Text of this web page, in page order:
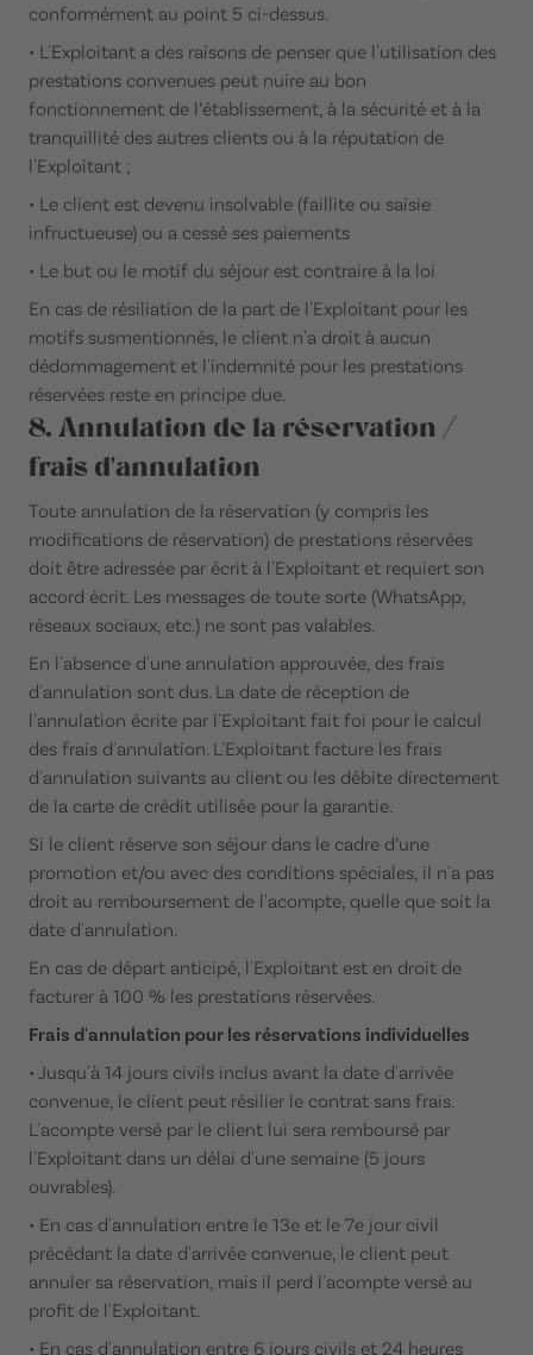
conformément au point 5 ci-dessus.
• L'Exploitant a des raisons de penser que l'utilisation des
prestations convenues peut nuire au bon
fonctionnement de l’établissement, à la sécurité et à la
tranquillité des autres clients ou à la réputation de
l'Exploitant ;
• Le client est devenu insolvable (faillite ou saisie
infructueuse) ou a cessé ses paiements
• Le but ou le motif du séjour est contraire à la loi
En cas de résiliation de la part de l'Exploitant pour les
motifs susmentionnés, le client n'a droit à aucun
dédommagement et l'indemnité pour les prestations
réservées reste en principe due.
8. Annulation de la réservation /
frais d'annulation
Toute annulation de la réservation (y compris les
modifications de réservation) de prestations réservées
doit être adressée par écrit à l'Exploitant et requiert son
accord écrit. Les messages de toute sorte (WhatsApp,
réseaux sociaux, etc.) ne sont pas valables.
En l'absence d'une annulation approuvée, des frais
d'annulation sont dus. La date de réception de
l'annulation écrite par l'Exploitant fait foi pour le calcul
des frais d'annulation. L'Exploitant facture les frais
d'annulation suivants au client ou les débite directement
de la carte de crédit utilisée pour la garantie.
Si le client réserve son séjour dans le cadre d’une
promotion et/ou avec des conditions spéciales, il n'a pas
droit au remboursement de l'acompte, quelle que soit la
date d'annulation.
En cas de départ anticipé, l'Exploitant est en droit de
facturer à 100 % les prestations réservées.
Frais d'annulation pour les réservations individuelles
• Jusqu'à 14 jours civils inclus avant la date d'arrivée
convenue, le client peut résilier le contrat sans frais.
L'acompte versé par le client lui sera remboursé par
l'Exploitant dans un délai d'une semaine (5 jours
ouvrables).
• En cas d'annulation entre le 13e et le 7e jour civil
précédant la date d'arrivée convenue, le client peut
annuler sa réservation, mais il perd l'acompte versé au
profit de l'Exploitant.
• En cas d'annulation entre 6 jours civils et 24 heures